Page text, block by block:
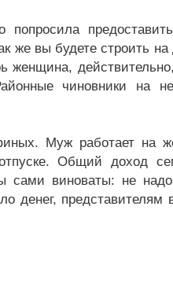
же вы будете строить на
женщина,
чиновники на
Муж работает на
Общий доход
виноваты: не надо
денег, представителям